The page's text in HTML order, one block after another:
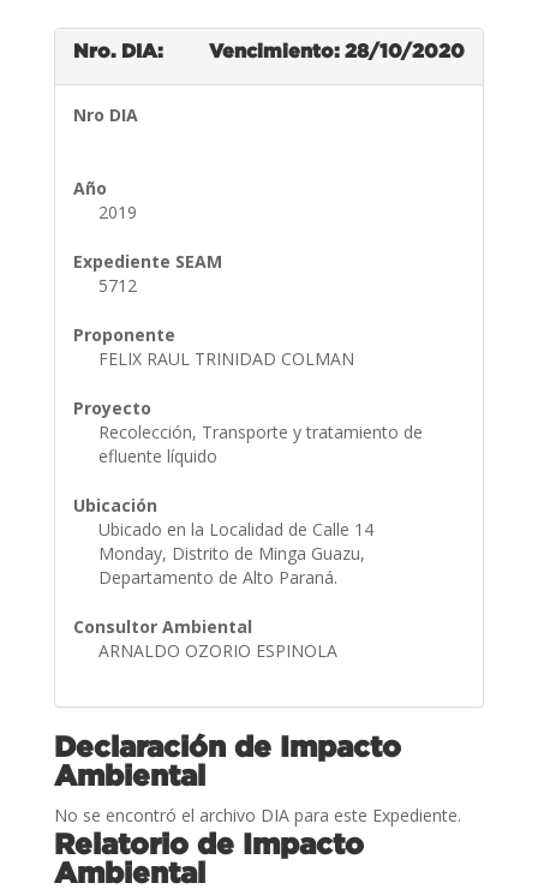
Nro. DIA: Vencimiento: 28/10/2020
Nro DIA
Año
2019
Expediente SEAM
5712
Proponente
FELIX RAUL TRINIDAD COLMAN
Proyecto
Recolección, Transporte y tratamiento de
efluente líquido
Ubicación
Ubicado en la Localidad de Calle 14
Monday, Distrito de Minga Guazu,
Departamento de Alto Paraná.
Consultor Ambiental
ARNALDO OZORIO ESPINOLA
Declaración de Impacto
Ambiental
No se encontró el archivo DIA para este Expediente.
Relatorio de Impacto
Ambiental